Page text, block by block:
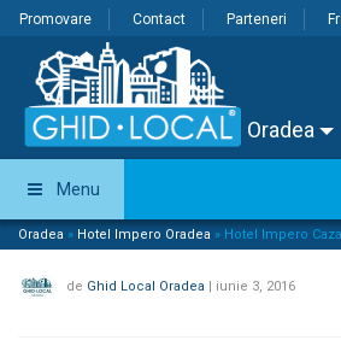
Promovare Contact Parteneri
Oradea
Menu
Oradea » Hotel Impero Oradea » Hotel Impero
de Ghid Local Oradea | iunie 3, 2016